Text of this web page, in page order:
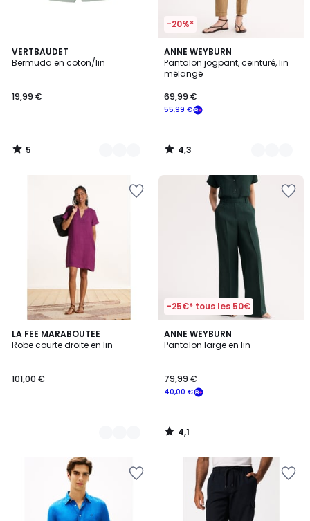
VERTBAUDET
Bermuda en coton/lin
19,99 €
5
/
3
Couleurs
5
/
-20%*
ANNE WEYBURN
Pantalon jogpant, ceinturé, lin
mélangé
55,99 €
69,99 €
4,3
/ 5
2
Couleurs
4,3
/
LA FEE MARABOUTEE
Robe courte droite en lin
101,00 €
2
Couleurs
-25€* tous les 50€
ANNE WEYBURN
Pantalon large en lin
40,00 €
79,99 €
4,1
/ 5
4,1
/